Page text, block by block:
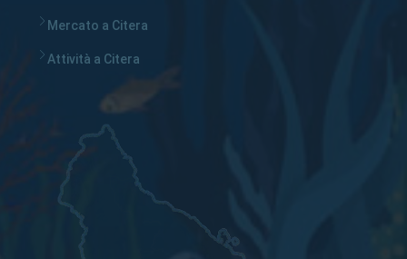
Mercato a Citera
Attività a Citera